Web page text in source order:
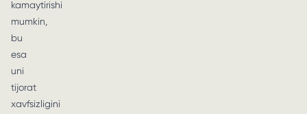
kamaytirishi
mumkin,
bu
esa
uni
tijorat
xavfsizligini